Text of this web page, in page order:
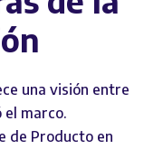
una visión entre
el marco.
de Producto en